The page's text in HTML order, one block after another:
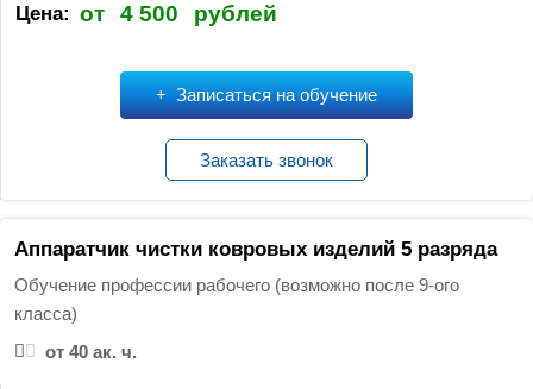
Цена: от 4 500 рублей
Записаться на обучение
Заказать звонок
Аппаратчик чистки ковровых изделий 5 разряда
Обучение профессии рабочего (возможно после 9-ого
класса)
от 40 ак. ч.